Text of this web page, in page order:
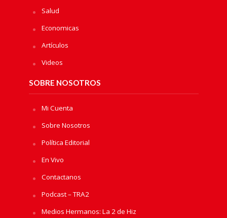
Salud
Economicas
Artículos
Videos
SOBRE NOSOTROS
Mi Cuenta
Sobre Nosotros
Política Editorial
En Vivo
Contactanos
Podcast – TRA2
Medios Hermanos: La 2 de Hiz